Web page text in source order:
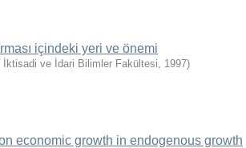
içindeki yeri ve önemi
ve İdari Bilimler Fakültesi, 1997)
economic growth in endogenous growth